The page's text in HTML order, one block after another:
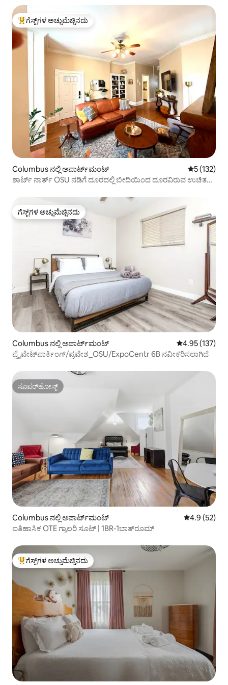
ಗೆಸ್ಟ್‌ಗಳಿಗೆ ಅತಿ ಹೆಚ್ಚು ಅಚ್ಚುಮೆಚ್ಚಿನದು
ಗೆಸ್ಟ್‌ಗಳ ಅಚ್ಚುಮೆಚ್ಚಿನದು
Columbus ನಲ್ಲಿ ಅಪಾರ್ಟ್‌ಮಂಟ್ 5 ರಲ್ಲಿ 5
5 (132)
ಶಾರ್ಟ್ ನಾರ್ತ್ OSU ನಡಿಗೆ ದೂರದಲ್ಲಿ ಬೀದಿಯಿಂದ ದೂರವಿರುವ ಉಚಿತ
ಗೆಸ್ಟ್‌ಗಳ ಅಚ್ಚುಮೆಚ್ಚಿನದು
ಗೆಸ್ಟ್‌ಗಳ ಅಚ್ಚುಮೆಚ್ಚಿನದು
Columbus ನಲ್ಲಿ ಅಪಾರ್ಟ್‌ಮಂಟ್ 5 ರಲ್ಲಿ 4.95
4.95 (137)
ಪ್ರೈವೇಟ್‌ಪಾರ್ಕಿಂಗ್/ಪ್ರವೇಶ_OSU/ExpoCentr 6B ನವೀಕರಿಸಲಾಗಿದೆ
ಸೂಪರ್‌ಹೋಸ್ಟ್
ಸೂಪರ್‌ಹೋಸ್ಟ್
Columbus ನಲ್ಲಿ ಅಪಾರ್ಟ್‌ಮಂಟ್ 5 ರಲ್ಲಿ 4.9
4.9 (52)
ಐತಿಹಾಸಿಕ OTE ಗ್ಯಾಲರಿ ಸೂಟ್ | 1BR-1ಬಾತ್‌ರೂಮ್
ಗೆಸ್ಟ್‌ಗಳಿಗೆ ಅತಿ ಹೆಚ್ಚು ಅಚ್ಚುಮೆಚ್ಚಿನದು
ಗೆಸ್ಟ್‌ಗಳ ಅಚ್ಚುಮೆಚ್ಚಿನದು